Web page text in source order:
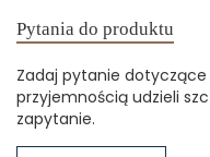
Pytania do produktu
Zadaj pytanie dotyczące
przyjemnością udzieli
zapytanie.